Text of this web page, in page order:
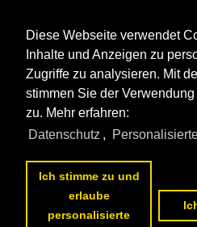
Diese Webseite verwendet
Inhalte und Anzeigen zu
Zugriffe zu analysieren. Mit
stimmen Sie der
zu. Mehr erfahren:
Datenschutz ,
Ich stimme zu und
erlaube
personalisierte